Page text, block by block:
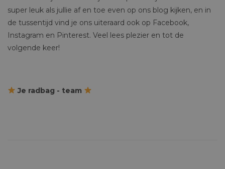
super leuk als jullie af en toe even op ons blog kijken, en in
de tussentijd vind je ons uiteraard ook op Facebook,
Instagram en Pinterest. Veel lees plezier en tot de
volgende keer!
Je radbag - team